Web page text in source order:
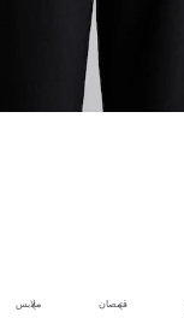
ملابس قمصان